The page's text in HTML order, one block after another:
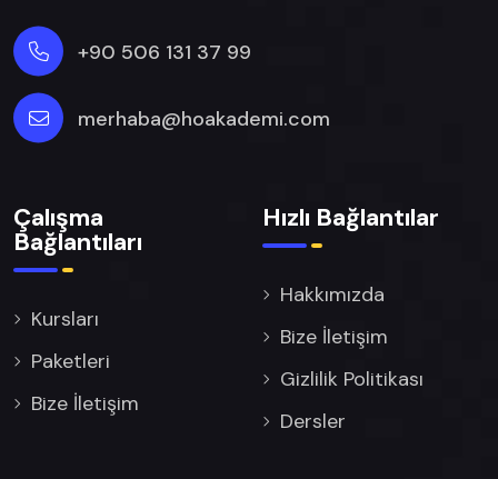
+90 506 131 37 99
merhaba@hoakademi.com
Çalışma
Bağlantıları
Kursları
Paketleri
Bize İletişim
Hızlı Bağlantılar
Hakkımızda
Bize İletişim
Gizlilik Politikası
Dersler